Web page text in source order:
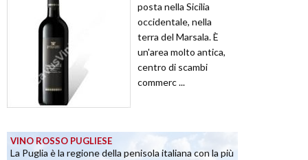
posta nella Sicilia
occidentale, nella
terra del Marsala. È
un'area molto antica,
centro di scambi
commerc ...
VINO ROSSO PUGLIESE
La Puglia è la regione della penisola italiana con la più